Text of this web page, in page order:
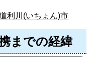
利川(いちょん)市
までの経緯